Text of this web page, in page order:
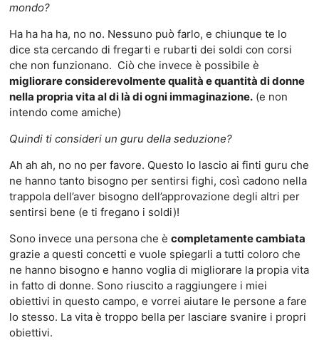
mondo?
Ha ha ha ha, no no. Nessuno può farlo, e chiunque te lo
dice sta cercando di fregarti e rubarti dei soldi con corsi
che non funzionano. Ciò che invece è possibile è
migliorare considerevolmente qualità e quantità di donne
nella propria vita al di là di ogni immaginazione.(e non
intendo come amiche)
Quindi ti consideri un guru della seduzione?
Ah ah ah, no no per favore. Questo lo lascio ai finti guru che
ne hanno tanto bisogno per sentirsi fighi, così cadono nella
trappola dell’aver bisogno dell’approvazione degli altri per
sentirsi bene (e ti fregano i soldi)!
Sono invece una persona che è completamente cambiata
grazie a questi concetti e vuole spiegarli a tutti coloro che
ne hanno bisogno e hanno voglia di migliorare la propia vita
in fatto di donne. Sono riuscito a raggiungere i miei
obiettivi in questo campo, e vorrei aiutare le persone a fare
lo stesso. La vita è troppo bella per lasciare svanire i propri
obiettivi.